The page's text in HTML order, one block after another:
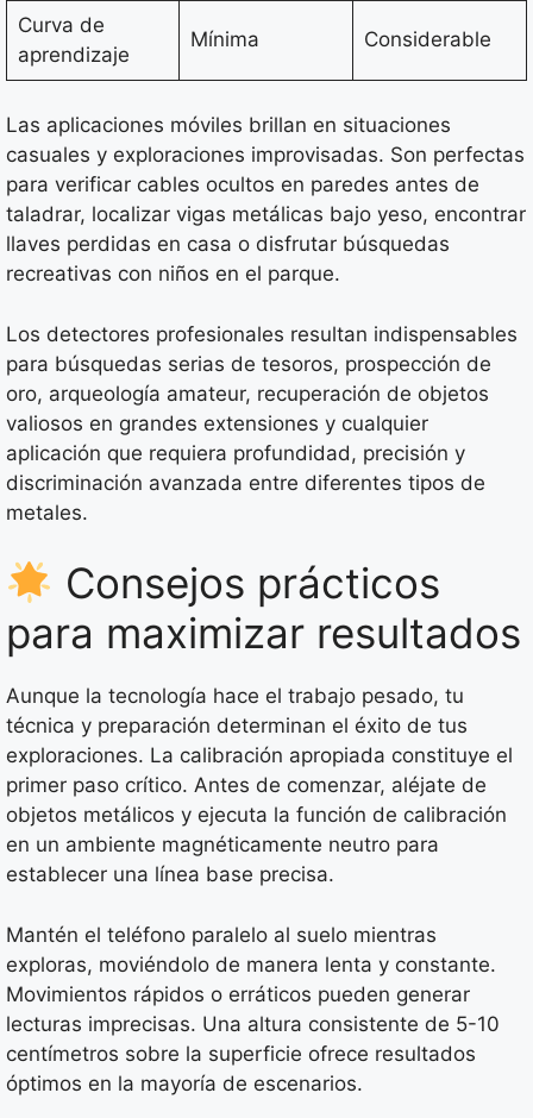
Curva de
aprendizaje
Mínima Considerable
Las aplicaciones móviles brillan en situaciones
casuales y exploraciones improvisadas. Son perfectas
para verificar cables ocultos en paredes antes de
taladrar, localizar vigas metálicas bajo yeso, encontrar
llaves perdidas en casa o disfrutar búsquedas
recreativas con niños en el parque.
Los detectores profesionales resultan indispensables
para búsquedas serias de tesoros, prospección de
oro, arqueología amateur, recuperación de objetos
valiosos en grandes extensiones y cualquier
aplicación que requiera profundidad, precisión y
discriminación avanzada entre diferentes tipos de
metales.
Consejos prácticos
para maximizar resultados
Aunque la tecnología hace el trabajo pesado, tu
técnica y preparación determinan el éxito de tus
exploraciones. La calibración apropiada constituye el
primer paso crítico. Antes de comenzar, aléjate de
objetos metálicos y ejecuta la función de calibración
en un ambiente magnéticamente neutro para
establecer una línea base precisa.
Mantén el teléfono paralelo al suelo mientras
exploras, moviéndolo de manera lenta y constante.
Movimientos rápidos o erráticos pueden generar
lecturas imprecisas. Una altura consistente de 5-10
centímetros sobre la superficie ofrece resultados
óptimos en la mayoría de escenarios.